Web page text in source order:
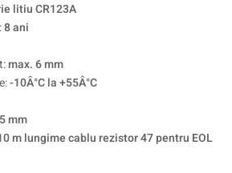
litiu CR123A
8 ani
max. 6 mm
-10Â°C la +55Â°C
mm
m lungime cablu rezistor 47 pentru EOL